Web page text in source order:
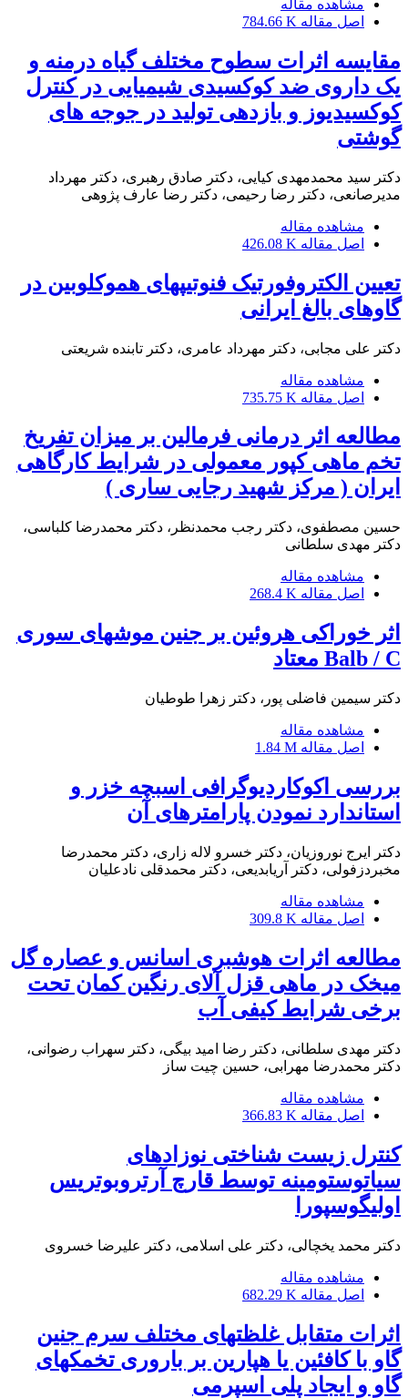
مشاهده مقاله
اصل مقاله 784.66 K
مقایسه اثرات سطوح مختلف گیاه درمنه و
یک داروی ضد کوکسیدی شیمیایی در کنترل
کوکسیدیوز و بازدهی تولید در جوجه های
گوشتی
دکتر سید محمدمهدی کیایی، دکتر صادق رهبری، دکتر مهرداد
مدیرصانعی، دکتر رضا رحیمی، دکتر رضا عارف پژوهی
مشاهده مقاله
اصل مقاله 426.08 K
تعیین الکتروفورتیک فنوتیپهای هموکلوبین در
گاوهای بالغ ایرانی
دکتر علی مجابی، دکتر مهرداد عامری، دکتر تابنده شریعتی
مشاهده مقاله
اصل مقاله 735.75 K
مطالعه اثر درمانی فرمالین بر میزان تفریخ
تخم ماهی کپور معمولی در شرایط کارگاهی
ایران ( مرکز شهید رجایی ساری )
حسین مصطفوی، دکتر رجب محمدنظر، دکتر محمدرضا کلباسی،
دکتر مهدی سلطانی
مشاهده مقاله
اصل مقاله 268.4 K
اثر خوراکی هروئین بر جنین موشهای سوری
Balb / C معتاد
دکتر سیمین فاضلی پور، دکتر زهرا طوطیان
مشاهده مقاله
اصل مقاله 1.84 M
بررسی اکوکاردیوگرافی اسبچه خزر و
استاندارد نمودن پارامترهای آن
دکتر ایرج نوروزیان، دکتر خسرو لاله زاری، دکتر محمدرضا
مخبردزفولی، دکتر آریابدیعی، دکتر محمدقلی نادعلیان
مشاهده مقاله
اصل مقاله 309.8 K
مطالعه اثرات هوشبری اسانس و عصاره گل
میخک در ماهی قزل آلای رنگین کمان تحت
برخی شرایط کیفی آب
دکتر مهدی سلطانی، دکتر رضا امید بیگی، دکتر سهراب رضوانی،
دکتر محمدرضا مهرابی، حسین چیت ساز
مشاهده مقاله
اصل مقاله 366.83 K
کنترل زیست شناختی نوزادهای
سیاتوستومینه توسط قارچ آرتروبوتریس
اولیگوسپورا
دکتر محمد یخچالی، دکتر علی اسلامی، دکتر علیرضا خسروی
مشاهده مقاله
اصل مقاله 682.29 K
اثرات متقابل غلظتهای مختلف سرم جنین
گاو با کافئین یا هپارین بر باروری تخمکهای
گاو و ایجاد پلی اسپرمی